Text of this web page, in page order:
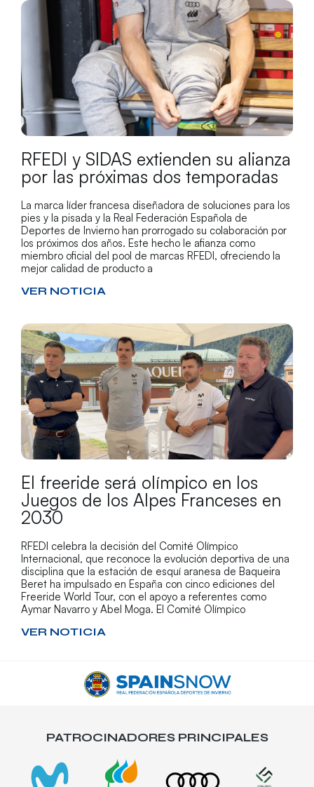
RFEDI y SIDAS extienden su alianza
por las próximas dos temporadas
La marca líder francesa diseñadora de soluciones para los
pies y la pisada y la Real Federación Española de
Deportes de Invierno han prorrogado su colaboración por
los próximos dos años. Este hecho le afianza como
miembro oficial del pool de marcas RFEDI, ofreciendo la
mejor calidad de producto a
VER NOTICIA
El freeride será olímpico en los
Juegos de los Alpes Franceses en
2030
RFEDI celebra la decisión del Comité Olímpico
Internacional, que reconoce la evolución deportiva de una
disciplina que la estación de esquí aranesa de Baqueira
Beret ha impulsado en España con cinco ediciones del
Freeride World Tour, con el apoyo a referentes como
Aymar Navarro y Abel Moga. El Comité Olímpico
VER NOTICIA
PATROCINADORES PRINCIPALES